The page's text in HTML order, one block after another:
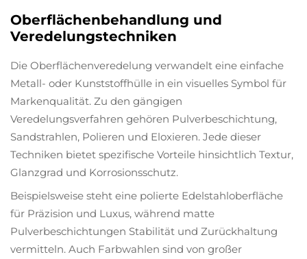
Oberflächenbehandlung und
Veredelungstechniken
Die Oberflächenveredelung verwandelt eine einfache
Metall- oder Kunststoffhülle in ein visuelles Symbol für
Markenqualität. Zu den gängigen
Veredelungsverfahren gehören Pulverbeschichtung,
Sandstrahlen, Polieren und Eloxieren. Jede dieser
Techniken bietet spezifische Vorteile hinsichtlich Textur,
Glanzgrad und Korrosionsschutz.
Beispielsweise steht eine polierte Edelstahloberfläche
für Präzision und Luxus, während matte
Pulverbeschichtungen Stabilität und Zurückhaltung
vermitteln. Auch Farbwahlen sind von großer